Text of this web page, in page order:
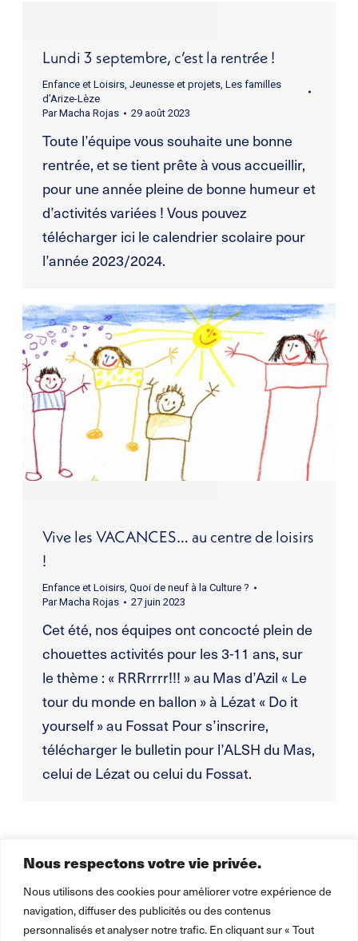
Nous respectons votre vie privée.
Nous utilisons des cookies pour améliorer votre expérience de
navigation, diffuser des publicités ou des contenus
personnalisés et analyser notre trafic. En cliquant sur « Tout
Lundi 3 septembre, c’est la rentrée !
Enfance et Loisirs, Jeunesse et projets, Les familles
d’Arize-Lèze
ParMacha Rojas 29 août 2023
Toute l’équipe vous souhaite une bonne
rentrée, et se tient prête à vous accueillir,
pour une année pleine de bonne humeur et
d’activités variées ! Vous pouvez
télécharger ici le calendrier scolaire pour
l’année 2023/2024.
Vive les VACANCES… au centre de loisirs
!
Enfance et Loisirs, Quoi de neuf à la Culture ?
ParMacha Rojas 27 juin 2023
Cet été, nos équipes ont concocté plein de
chouettes activités pour les 3-11 ans, sur
le thème : « RRRrrrr!!! » au Mas d’Azil « Le
tour du monde en ballon » à Lézat « Do it
yourself » au Fossat Pour s’inscrire,
télécharger le bulletin pour l’ALSH du Mas,
celui de Lézat ou celui du Fossat.
1 2 →